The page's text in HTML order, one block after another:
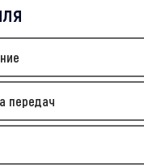
передач